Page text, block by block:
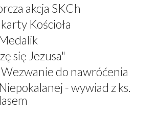
akcja SKCh
Kościoła
się Jezusa"
do nawróćenia
- wywiad z ks.